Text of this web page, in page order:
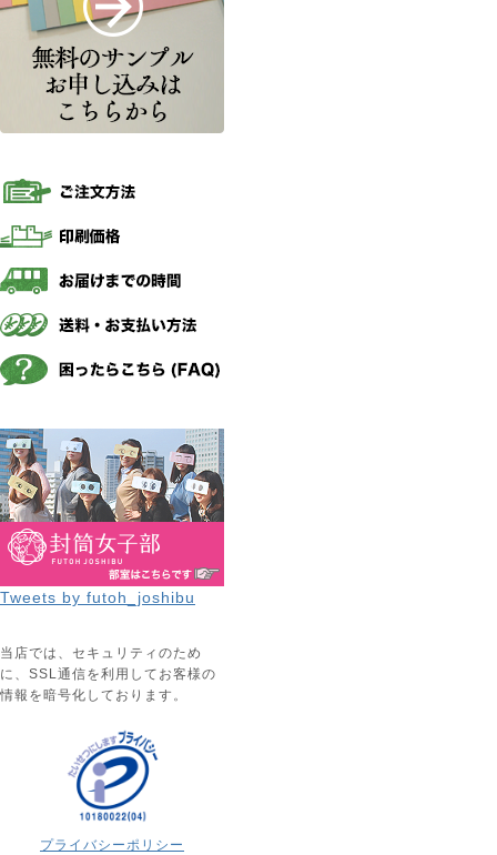
Tweets by futoh_joshibu
当店では、セキュリティのため
に、SSL通信を利用してお客様の
情報を暗号化しております。
プライバシーポリシー